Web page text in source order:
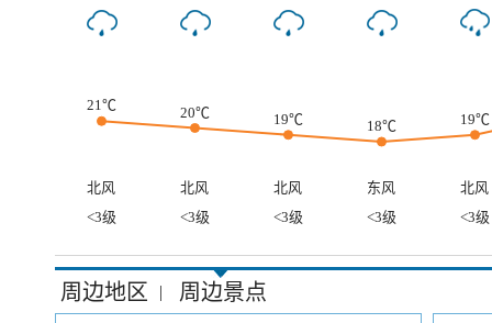
21℃ 20℃ 19℃ 18℃ 19℃
北风 北风 北风 东风
北风
<3级
<3级 <3级 <3级 <3级
周边地区 | 周边景点